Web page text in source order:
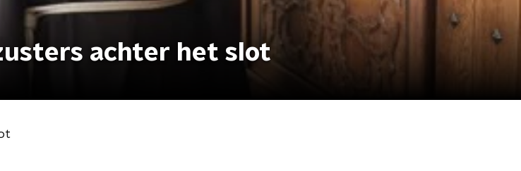
achter het slot